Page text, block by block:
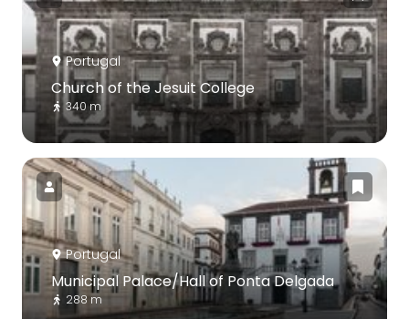
Portugal
Church of the Jesuit College
340 m
Portugal
Municipal Palace/Hall of Ponta Delgada
288 m